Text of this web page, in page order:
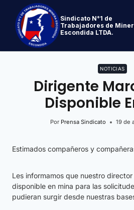
Sindicato N°1 de
Trabajadores de
Escondida LTDA.
NOTICIAS
Dirigente
Disponible
Por Prensa Sindicato 19 de
Estimados compañeros y
Les informamos que nuestro
disponible en mina para las
pudieran surgir desde nuestras